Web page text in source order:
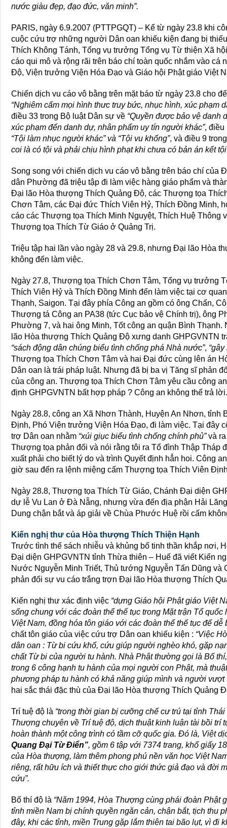
nước giàu đẹp, đạo đức, văn minh”.
PARIS, ngày 6.9.2007 (PTTPGQT) – Kể từ ngày 23.8 khi
cuộc cứu trợ những người Dân oan khiếu kiện đang bị
Thích Không Tánh, Tổng vụ trưởng Tổng vụ Từ thiện Xã
cáo qui mô và rộng rãi trên báo chí toàn quốc nhắm vào
Độ, Viện trưởng Viện Hóa Đạo và Giáo hội Phật giáo Việt
Chiến dịch vu cáo vô bằng trên mặt báo từ ngày 23.8 cho
“Nghiêm cấm mọi hình thưc truy bức, nhục hình, xúc phạm
điều 33 trong Bộ luật Dân sự về “Quyền được bảo vệ danh
xúc phạm đến danh dự, nhân phẩm uy tín người khác”, điều
“Tội làm nhục người khác” và “Tội vu khống”, và điều 9
coi là có tội và phải chịu hình phạt khi chưa có bản án kết
Song song với chiến dịch vu cáo vô bằng trên báo chí của
dân Phường đã triệu tập đi làm việc hàng giáo phẩm và
Đại lão Hòa thượng Thích Quảng Độ, các Thượng tọa
Chơn Tâm, các Đại đức Thích Viên Hỷ, Thích Đồng Minh,
cáo các Thượng tọa Thích Minh Nguyệt, Thích Huệ Thông
Thượng tọa Thích Từ Giáo ở Quảng Trị.
Triệu tập hai lần vào ngày 28 và 29.8, nhưng Đại lão Hòa
không đến làm việc.
Ngày 27.8, Thượng tọa Thích Chơn Tâm, Tổng vụ trưởng
Thích Viên Hỷ và Thích Đồng Minh đến làm việc tại cơ
Thạnh, Saigon. Tại đây phía Công an gồm có ông Chấn,
Thượng tá Công an PA38 (tức Cục bảo vệ Chính trị), ông
Phường 7, và hai ông Minh, Tốt công an quận Bình
lão Hòa thượng Thích Quảng Độ xưng danh GHPGVNTN
“sách động dân chúng biểu tình chống phá Nhà nước”,
Thượng tọa Thích Chơn Tâm và hai Đại đức cùng lên án
Dân oan là trái pháp luật. Nhưng đã bị ba vị Tăng sĩ phản
của công an. Thượng tọa Thích Chơn Tâm yêu cầu công
định GHPGVNTN bất hợp pháp ? Công an không thể trả
Ngày 28.8, công an Xã Nhơn Thành, Huyện An Nhơn,
Định, Phó Viện trưởng Viện Hóa Đạo, đi làm việc. Tại đây
trợ Dân oan nhằm “xúi giục biểu tình chống chính phủ”và ra
Thượng tọa phản đối và nói rằng tôi ra Tổ đình Thập Tháp
xuất phải cho biết lý do và trình Quyết định hẳn hoi. Công
giờ sau đến ra lệnh miệng cấm Thượng tọa Thích Viên
Ngày 28.8, Thượng tọa Thích Từ Giáo, Chánh Đại diện
dự lễ Vu Lan ở Đà Nẵng, nhưng vừa đến địa phận Hải
Dung chận bắt và áp giải về Chùa Phước Huệ rồi cấm
Kiến nghị thư của Hòa thượng Thích Thiện Hạnh
Trước tình thế sách nhiễu và khủng bố tinh thần khắp nơi,
Đại diện GHPGVNTN tỉnh Thừa thiên – Huế đã viết Kiến
Nước Nguyễn Minh Triết, Thủ tướng Nguyễn Tấn Dũng và
phản đối sự vu cáo trắng trợn Đại lão Hòa thượng Thích
Kiến nghị thư xác định việc “dựng Giáo hội Phật giáo Việt
sống chung với các đoàn thể thế tục trong Mặt trận Tổ
Việt Nam, đồng hóa tôn giáo với các đoàn thể thế tục để dễ
chất tôn giáo của việc cứu trợ Dân oan khiếu kiện : “Việc
dân oan : Từ bi cứu khổ, cứu giúp người nghèo khó, gặp
chất Từ bi của người tu hành. Nhà Phật thường gọi là Bố
trong 6 công hạnh tu hành của mọi người con Phật, mà
phương pháp tu hành có khả năng giúp mình và người vượt
hai sắc thái đặc thù của Đại lão Hòa thượng Thích Quảng
Trí tuệ độ là “trong thời gian bị cưỡng chế cư trú tại tỉnh
Thượng chuyên về Trí tuệ độ, dịch thuật kinh luận tài bồi trí
hoàn thành một công trình có tầm cỡ quốc gia. Đó là, Việt
Quang Đại Từ Điển”, gồm 6 tập với 7374 trang, khổ giấy
của Hòa thượng, làm thêm phong phú nền văn học Việt
riêng, rất hữu ích và thiết thực cho giới thức giả đạo và đời
cứu”.
Bố thí độ là “Năm 1994, Hòa Thượng cùng phái đoàn Phật
tỉnh miền Nam bị chính quyền ngăn cản, chận bắt, tịch thu
đây, khi các tỉnh, miền Trung gặp lắm thiên tai bão lụt, vì